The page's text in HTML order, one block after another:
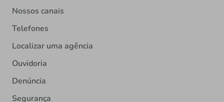
Nossos canais
Telefones
Localizar uma agência
Ouvidoria
Denúncia
Segurança